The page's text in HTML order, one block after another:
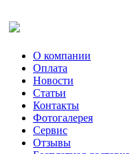
О компании
Оплата
Новости
Статьи
Контакты
Фотогалерея​
Сервис
Отзывы